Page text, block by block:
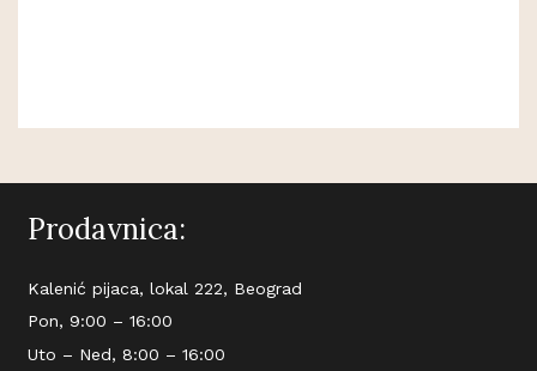
Prodavnica:
Kalenić pijaca, lokal 222, Beograd
Pon, 9:00 – 16:00
Uto – Ned, 8:00 – 16:00